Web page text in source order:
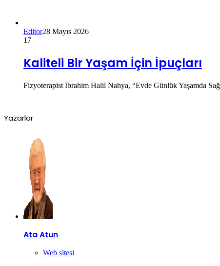
Editor28 Mayıs 2026
17
Kaliteli Bir Yaşam İçin İpuçları
Fizyoterapist İbrahim Halil Nahya, “Evde Günlük Yaşamda
Yazarlar
Ata Atun
Web sitesi